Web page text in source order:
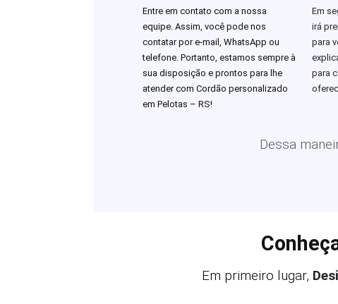
Entre em contato com a nossa
equipe. Assim, você pode nos
contatar por e-mail, WhatsApp ou
telefone. Portanto, estamos sempre à
sua disposição e prontos para lhe
atender com Cordão personalizado
em Pelotas – RS!
Em
irá
para
para
Dessa
Em primeiro lugar,